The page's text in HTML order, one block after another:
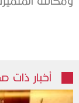
أخبار ذات